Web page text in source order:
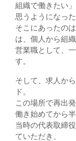
組織で働きたい
思うようになった
そこにあったの
は、個人から組織
営業職として、
す。
そして、求人か
ド。
この場所で再出
働き始めてから
当時の代表取締
ていただき、